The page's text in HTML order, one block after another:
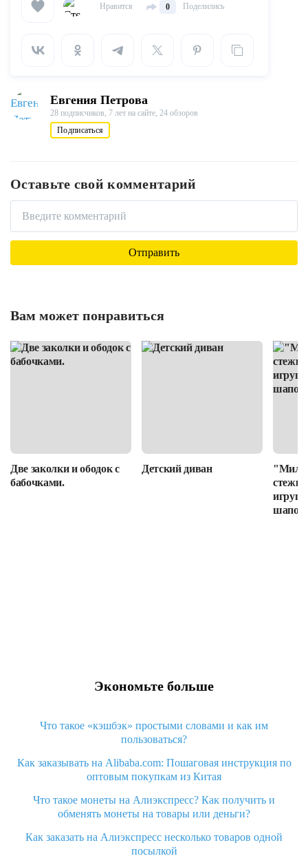
Нравится 0 Поделились
Евгения Петрова
28 подписчиков, 7 лет на сайте, 24 обзоров
Подписаться
Оставьте свой комментарий
Вам может понравиться
Две заколки и ободок с
бабочками.
Детский диван
Экономьте больше
Что такое «кэшбэк» простыми словами и как им
пользоваться?
Как заказывать на Alibaba.com: Пошаговая инструкция по
оптовым покупкам из Китая
Что такое монеты на Алиэкспресс? Как получить и
обменять монеты на товары или деньги?
Как заказать на Алиэкспресс несколько товаров одной
посылкой